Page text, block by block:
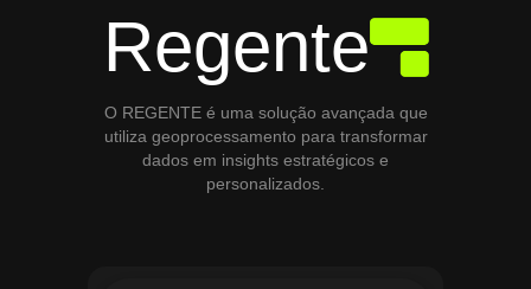
Regente
O REGENTE é uma solução avançada que
utiliza geoprocessamento para transformar
dados em insights estratégicos e
personalizados.